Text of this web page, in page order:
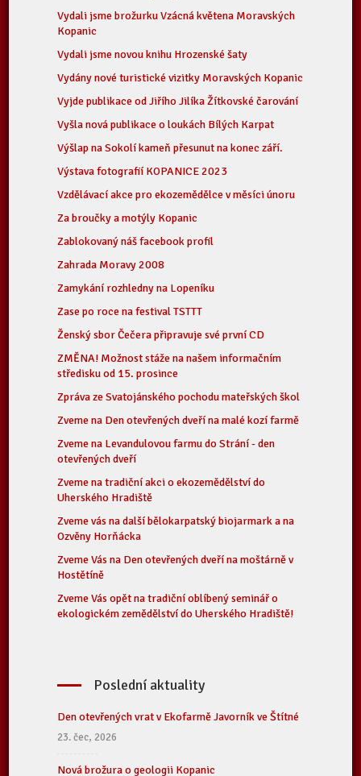
Vydali jsme brožurku Vzácná květena Moravských
Kopanic
Vydali jsme novou knihu Hrozenské šaty
Vydány nové turistické vizitky Moravských Kopanic
Vyjde publikace od Jiřího Jilíka Žítkovské čarování
Vyšla nová publikace o loukách Bílých Karpat
Výšlap na Sokolí kameň přesunut na konec září.
Výstava fotografií KOPANICE 2023
Vzdělávací akce pro ekozemědělce v měsíci únoru
Za broučky a motýly Kopanic
Zablokovaný náš facebook profil
Zahrada Moravy 2008
Zamykání rozhledny na Lopeníku
Zase po roce na festival TSTTT
Ženský sbor Čečera připravuje své první CD
ZMĚNA! Možnost stáže na našem informačním
středisku od 15. prosince
Zpráva ze Svatojánského pochodu mateřských škol
Zveme na Den otevřených dveří na malé kozí farmě
Zveme na Levandulovou farmu do Strání - den
otevřených dveří
Zveme na tradiční akci o ekozemědělství do
Uherského Hradiště
Zveme vás na další bělokarpatský biojarmark a na
Ozvěny Horňácka
Zveme Vás na Den otevřených dveří na moštárně v
Hostětíně
Zveme Vás opět na tradiční oblíbený seminář o
ekologickém zemědělství do Uherského Hradiště!
Poslední aktuality
Den otevřených vrat v Ekofarmě Javorník ve Štítné
23. čec, 2026
Nová brožura o geologii Kopanic